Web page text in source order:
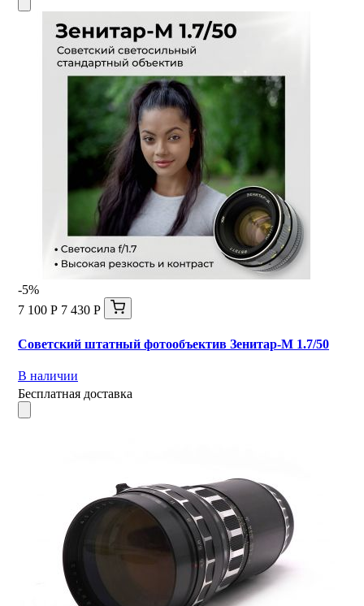
-5%
7 100 Р 7 430 Р
Советский штатный фотообъектив Зенитар-М 1.7/50
В наличии
Бесплатная доставка